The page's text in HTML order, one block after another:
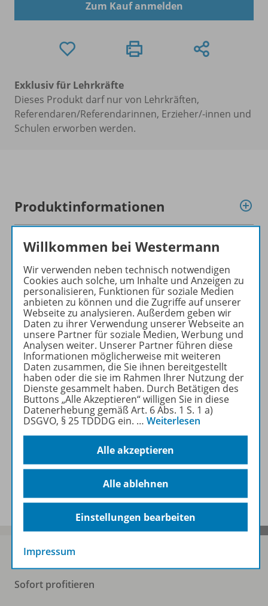
Zum Kauf anmelden
Exklusiv für Lehrkräfte
Dieses Produkt darf nur von Lehrkräften,
Referendaren/Referendarinnen, Erzieher/-innen und
Schulen erworben werden.
Produktinformationen
Beschreibung
Bestandteile
Zugehörige Produkte
Empfehlungen der Redaktion
Benachrichtigungs-Service
Veranstaltungen
Sofort profitieren
Willkommen bei Westermann
Wir verwenden neben technisch notwendigen
Cookies auch solche, um Inhalte und Anzeigen zu
personalisieren, Funktionen für soziale Medien
anbieten zu können und die Zugriffe auf unserer
Webseite zu analysieren. Außerdem geben wir
Daten zu ihrer Verwendung unserer Webseite an
unsere Partner für soziale Medien, Werbung und
Analysen weiter. Unserer Partner führen diese
Informationen möglicherweise mit weiteren
Daten zusammen, die Sie ihnen bereitgestellt
haben oder die sie im Rahmen Ihrer Nutzung der
Dienste gesammelt haben. Durch Betätigen des
Buttons „Alle Akzeptieren“ willigen Sie in diese
Datenerhebung gemäß Art. 6 Abs. 1 S. 1 a)
DSGVO, § 25 TDDDG ein. … Weiterlesen
Alle akzeptieren
Alle ablehnen
Einstellungen bearbeiten
Impressum